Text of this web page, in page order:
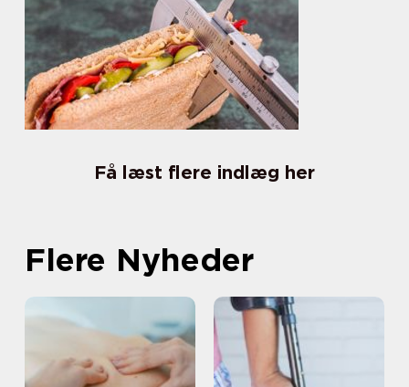
Få læst flere indlæg her
Flere Nyheder